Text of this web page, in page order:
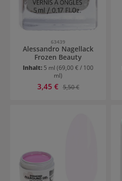
63439
Alessandro Nagellack
Frozen Beauty
Inhalt: 5 ml (69,00 € / 100
ml)
Verkaufspreis:
3,45 € Regulärer Preis:
5,50 €